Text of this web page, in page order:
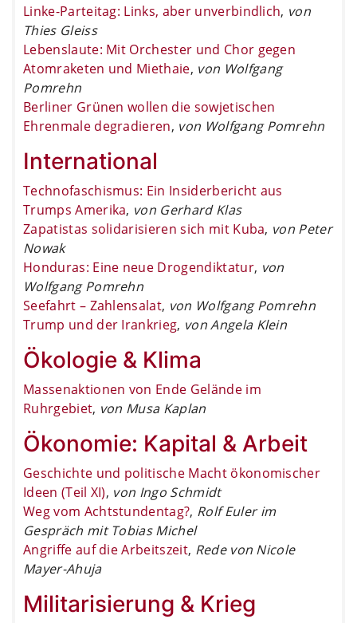
Linke-Parteitag: Links, aber unverbindlich, von
Thies Gleiss
Lebenslaute: Mit Orchester und Chor gegen
Atomraketen und Miethaie, von Wolfgang
Pomrehn
Berliner Grünen wollen die sowjetischen
Ehrenmale degradieren, von Wolfgang Pomrehn
International
Technofaschismus: Ein Insiderbericht aus
Trumps Amerika, von Gerhard Klas
Zapatistas solidarisieren sich mit Kuba, von Peter
Nowak
Honduras: Eine neue Drogendiktatur, von
Wolfgang Pomrehn
Seefahrt – Zahlensalat, von Wolfgang Pomrehn
Trump und der Irankrieg, von Angela Klein
Ökologie & Klima
Massenaktionen von Ende Gelände im
Ruhrgebiet, von Musa Kaplan
Ökonomie: Kapital & Arbeit
Geschichte und politische Macht ökonomischer
Ideen (Teil XI), von Ingo Schmidt
Weg vom Achtstundentag?, Rolf Euler im
Gespräch mit Tobias Michel
Angriffe auf die Arbeitszeit, Rede von Nicole
Mayer-Ahuja
Militarisierung & Krieg